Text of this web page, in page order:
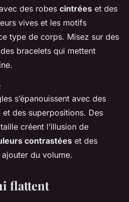
des robes cintrées et des
vives et les motifs
type de corps. Misez sur des
bracelets qui mettent
s’épanouissent avec des
et des superpositions. Des
créent l’illusion de
contrastées et des
du volume.
flattent